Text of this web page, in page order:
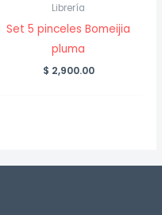
Librería
Set 5 pinceles Bomeijia
pluma
$ 2,900.00